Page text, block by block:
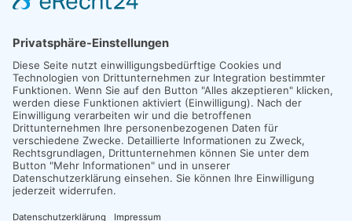
Kontakt
Jägerstraße 11
51503 Rösrath
01577-9337750
info@huellmann-design.de